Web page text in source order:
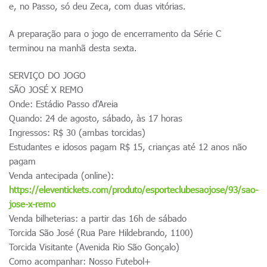
e, no Passo, só deu Zeca, com duas vitórias.
A preparação para o jogo de encerramento da Série C
terminou na manhã desta sexta.
SERVIÇO DO JOGO
SÃO JOSÉ X REMO
Onde: Estádio Passo d'Areia
Quando: 24 de agosto, sábado, às 17 horas
Ingressos: R$ 30 (ambas torcidas)
Estudantes e idosos pagam R$ 15, crianças até 12 anos não
pagam
Venda antecipada (online):
https://eleventickets.com/produto/esporteclubesaojose/93/sao-
jose-x-remo
Venda bilheterias: a partir das 16h de sábado
Torcida São José (Rua Pare Hildebrando, 1100)
Torcida Visitante (Avenida Rio São Gonçalo)
Como acompanhar: Nosso Futebol+